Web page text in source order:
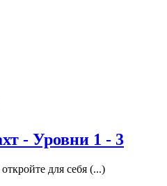
- Уровни 1 - 3
для себя (...)